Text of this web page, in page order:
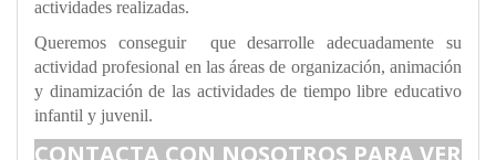
actividades realizadas.
Queremos conseguir que desarrolle adecuadamente su
actividad profesional en las áreas de organización, animación
y dinamización de las actividades de tiempo libre educativo
infantil y juvenil.
CONTACTA CON NOSOTROS PARA VER